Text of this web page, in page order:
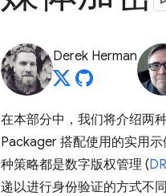
Derek Herman
在本部分中，我们将介绍两
Packager 搭配使用的实用
种策略都是数字版权管理 (
递以进行身份验证的方式不